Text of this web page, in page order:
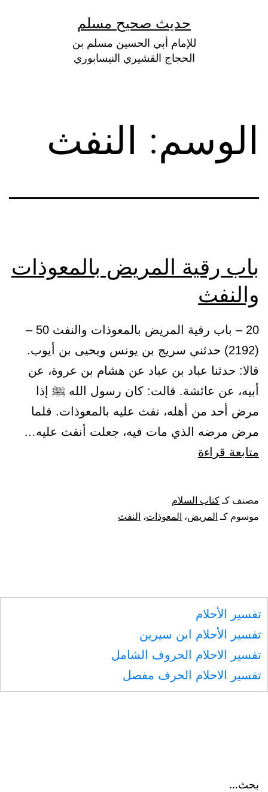
حديث صحيح مسلم
للإمام أبي الحسين مسلم بن
الحجاج القشيري النيسابوري
الوسم: النفث
باب رقية المريض بالمعوذات
والنفث
20 – باب رقية المريض بالمعوذات والنفث 50 –
(2192) حدثني سريج بن يونس ويحيى بن أيوب.
قالا: حدثنا عباد بن عباد عن هشام بن عروة، عن
أبيه، عن عائشة. قالت: كان رسول الله ﷺ إذا
مرض أحد من أهله، نفث عليه بالمعوذات. فلما
مرض مرضه الذي مات فيه، جعلت أنفث عليه…
متابعة قراءة
المريض
بالمعوذات
مصنف كـكتاب السلام
موسوم كـ المريض، المعوذات، النفث
تفسير الأحلام
تفسير الأحلام ابن سيرين
تفسير الاحلام الحروف الشامل
تفسير الاحلام الحرف مفصل
بحث…